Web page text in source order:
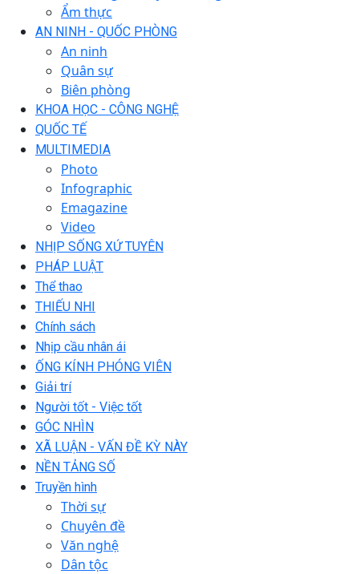
Ẩm thực
AN NINH - QUỐC PHÒNG
An ninh
Quân sự
Biên phòng
KHOA HỌC - CÔNG NGHỆ
QUỐC TẾ
MULTIMEDIA
Photo
Infographic
Emagazine
Video
NHỊP SỐNG XỨ TUYÊN
PHÁP LUẬT
Thể thao
THIẾU NHI
Chính sách
Nhịp cầu nhân ái
ỐNG KÍNH PHÓNG VIÊN
Giải trí
Người tốt - Việc tốt
GÓC NHÌN
XÃ LUẬN - VẤN ĐỀ KỲ NÀY
NỀN TẢNG SỐ
Truyền hình
Thời sự
Chuyên đề
Văn nghệ
Dân tộc